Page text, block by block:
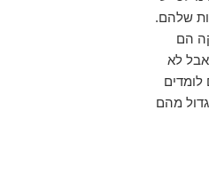
שלהם.
הם
אבל לא
לומדים
מהם